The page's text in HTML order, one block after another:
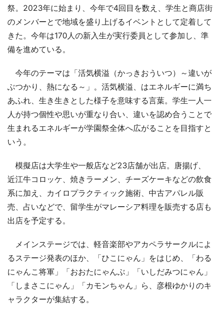
祭。2023年に始まり、今年で4回目を数え、学生と商店街
のメンバーとで地域を盛り上げるイベントとして定着して
きた。今年は170人の新入生が実行委員として参加し、準
備を進めている。
今年のテーマは「活気横溢（かっきおういつ）～違いが
ぶつかり、熱になる～」。活気横溢、はエネルギーに満ち
あふれ、生き生きとした様子を意味する言葉。学生一人一
人が持つ個性や思いが重なり合い、違いを認め合うことで
生まれるエネルギーが学園祭全体へ広がることを目指すと
いう。
模擬店は大学生や一般店など23店舗が出店。唐揚げ、
近江牛コロッケ、焼きラーメン、チーズケーキなどの飲食
系に加え、カイロプラクティック施術、中古アパレル販
売、占いなどで、留学生がマレーシア料理を販売する店も
出店を予定する。
メインステージでは、軽音楽部やアカペラサークルによ
るステージ発表のほか、「ひこにゃん」をはじめ、「わる
にゃんこ将軍」「おおたにゃんぶ」「いしだみつにゃん」
「しまさこにゃん」「カモンちゃん」ら、彦根ゆかりのキ
ャラクターが集結する。